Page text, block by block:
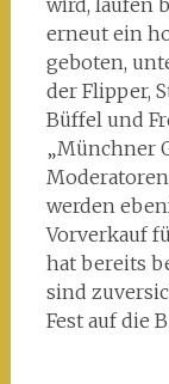
erneut ein
geboten,
der Flipper,
Büffel und
„Münchner
werden
Vorverkauf
hat bereits
sind
Fest auf die